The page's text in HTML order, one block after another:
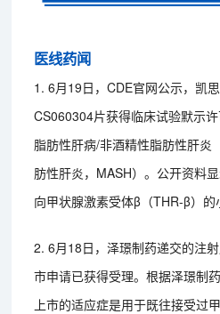
医线药闻
1. 6月19日，CDE官网公示，凯
CS060304片获得临床试验默示
脂肪性肝病/非酒精性脂肪性肝炎
肪性肝炎，MASH）。公开资料
向甲状腺激素受体β（THR-β）的
2. 6月18日，泽璟制药递交的注
市申请已获得受理。根据泽璟制
上市的适应症是用于既往接受过